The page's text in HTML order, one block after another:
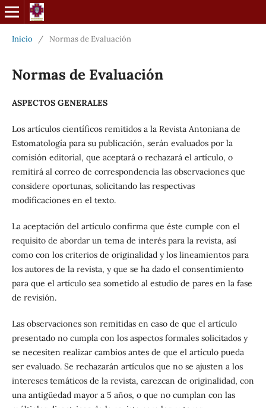
Inicio / Normas de Evaluación
Normas de Evaluación
ASPECTOS GENERALES
Los artículos científicos remitidos a la Revista Antoniana de
Estomatología para su publicación, serán evaluados por la
comisión editorial, que aceptará o rechazará el artículo, o
remitirá al correo de correspondencia las observaciones que
considere oportunas, solicitando las respectivas
modificaciones en el texto.
La aceptación del artículo confirma que éste cumple con el
requisito de abordar un tema de interés para la revista, así
como con los criterios de originalidad y los lineamientos para
los autores de la revista, y que se ha dado el consentimiento
para que el artículo sea sometido al estudio de pares en la fase
de revisión.
Las observaciones son remitidas en caso de que el artículo
presentado no cumpla con los aspectos formales solicitados y
se necesiten realizar cambios antes de que el artículo pueda
ser evaluado. Se rechazarán artículos que no se ajusten a los
intereses temáticos de la revista, carezcan de originalidad, con
una antigüedad mayor a 5 años, o que no cumplan con las